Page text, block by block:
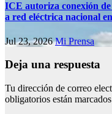
ICE autoriza conexión
a red eléctrica nacional
Jul 23, 2026Mi Prensa
Deja una respuesta
Tu dirección de correo
obligatorios están